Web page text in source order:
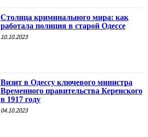
Столица криминального мира: как
работала полиция в старой Одессе
10.10.2023
Визит в Одессу ключевого министра
Временного правительства Керенского
в 1917 году
04.10.2023